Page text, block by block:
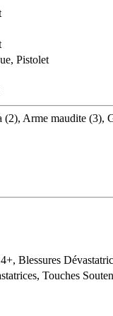
Pistolet
Arme maudite (3),
Blessures
Touches